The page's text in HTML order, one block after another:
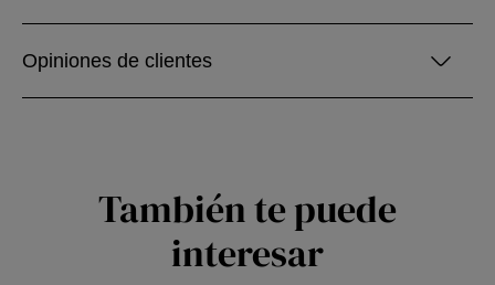
Opiniones de clientes
También te puede
interesar